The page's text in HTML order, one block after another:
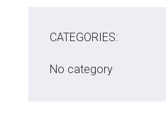
CATEGORIES:
No category